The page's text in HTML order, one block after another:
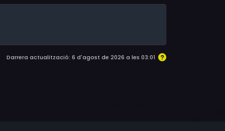
Darrera actualització: 6 d'agost de 2026 a les 03:01